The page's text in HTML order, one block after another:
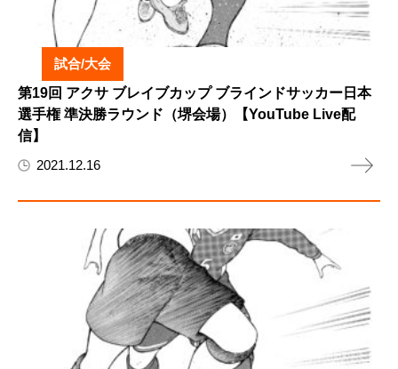
試合/大会
第19回 アクサ ブレイブカップ ブラインドサッカー日本
選手権 準決勝ラウンド（堺会場）【YouTube Live配
信】
2021.12.16